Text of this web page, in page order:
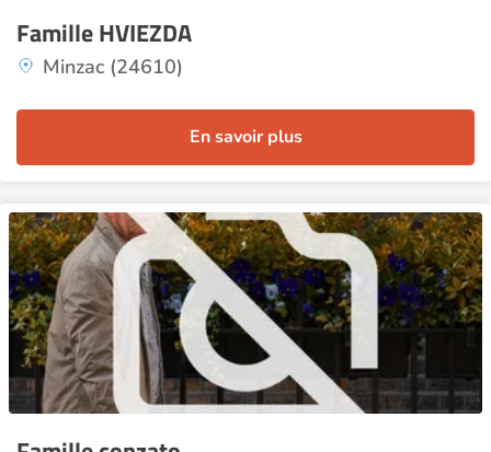
Famille HVIEZDA
Minzac (24610)
En savoir plus